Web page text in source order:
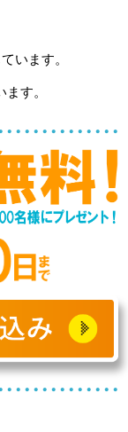
います。
す。